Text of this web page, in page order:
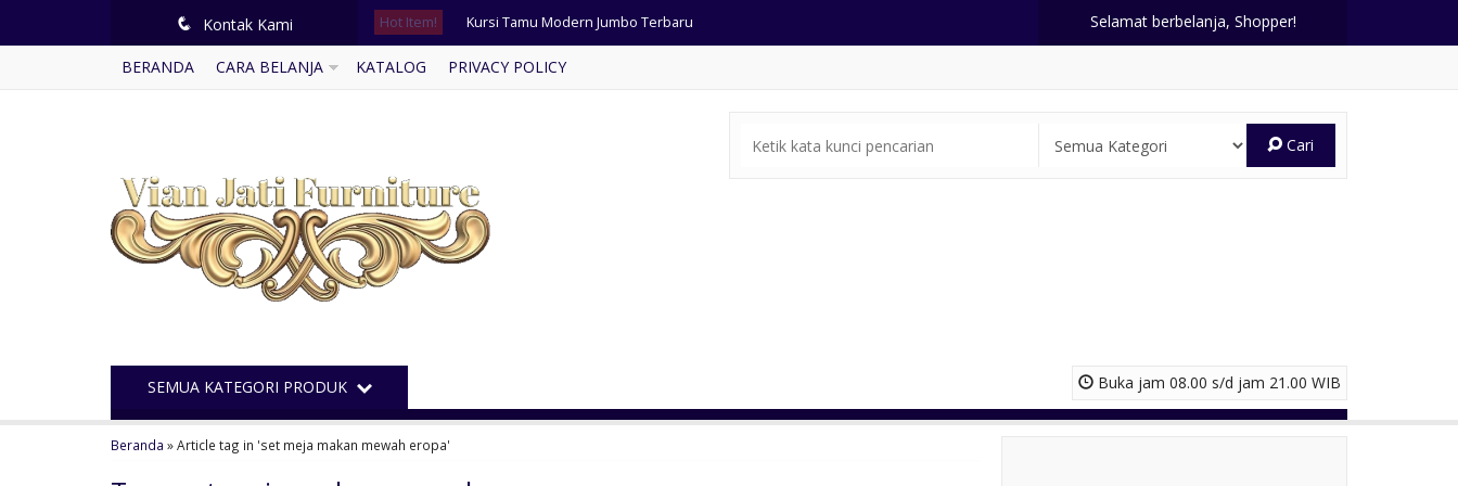
q Kontak Kami Hot Item! Kursi Tamu Modern Jumbo Terbaru
Set Kamar Tidur Minimalis Jati
Kursi Tamu Minimalis Terbaru
Kursi Tamu Ukiran Antik Jepara
Selamat berbelanja, Shopper!
BERANDA CARA BELANJA KATALOG PRIVACY POLICY
Cari
Buka jam 08.00 s/d jam 21.00 WIB
SEMUA KATEGORI PRODUK
Beranda »Article tag in 'set meja makan mewah eropa'